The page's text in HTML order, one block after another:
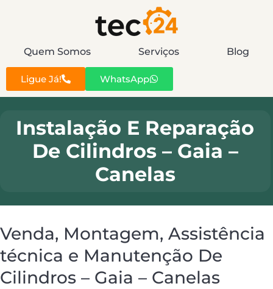
Quem Somos Serviços Blog
Ligue Já! WhatsApp
Instalação E Reparação
De Cilindros – Gaia –
Canelas
Venda, Montagem, Assistência
técnica e Manutenção De
Cilindros – Gaia – Canelas